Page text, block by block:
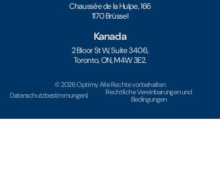
Chaussée de la Hulpe, 166
1170 Brüssel
Kanada
2 Bloor St W, Suite 3406,
Toronto, ON, M4W 3E2.
© 2026 Optimy Alle Rechte vorbehalten
Datenschutzbestimmungen|
Rechtliche Vereinbarungen und
Bedingungen